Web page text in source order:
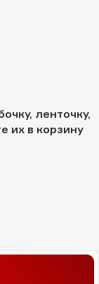
ленточку,
их в корзину